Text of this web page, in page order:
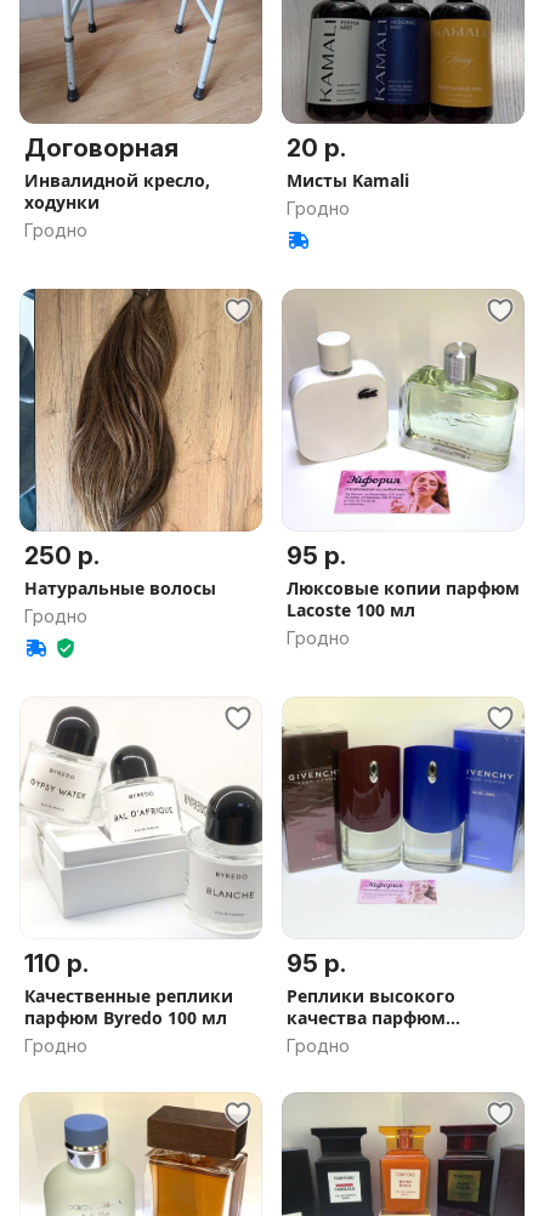
Договорная
Инвалидной кресло,
ходунки
Гродно
20 р.
Мисты Kamali
Гродно
250 р.
Натуральные волосы
Гродно
95 р.
Люксовые копии парфюм
Lacoste 100 мл
Гродно
110 р.
Качественные реплики
парфюм Byredo 100 мл
Гродно
95 р.
Реплики высокого
качества парфюм
Givenchy
Гродно